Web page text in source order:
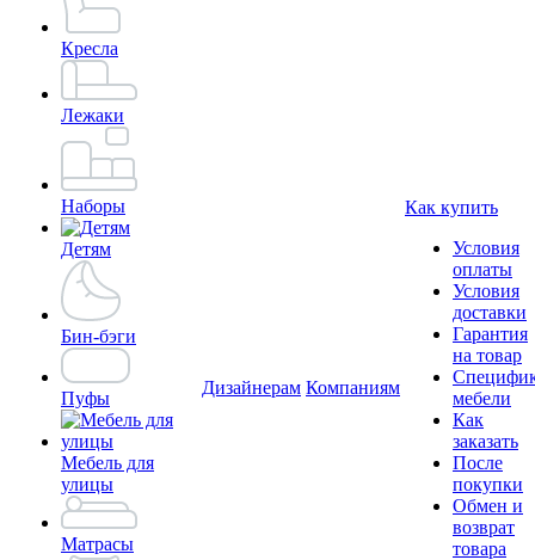
Кресла
Лежаки
Наборы
Детям
Бин-бэги
Пуфы
Мебель для
улицы
Матрасы
Дизайнерам Компаниям
Как купить
Условия
оплаты
Условия
доставки
Гарантия
на товар
мебели
Как
заказать
После
покупки
Обмен и
возврат
товара